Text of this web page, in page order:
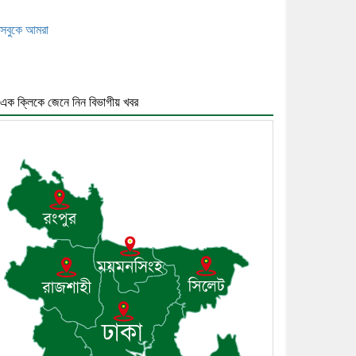
আমরা
এক ক্লিকে জেনে নিন বিভাগীয় খবর